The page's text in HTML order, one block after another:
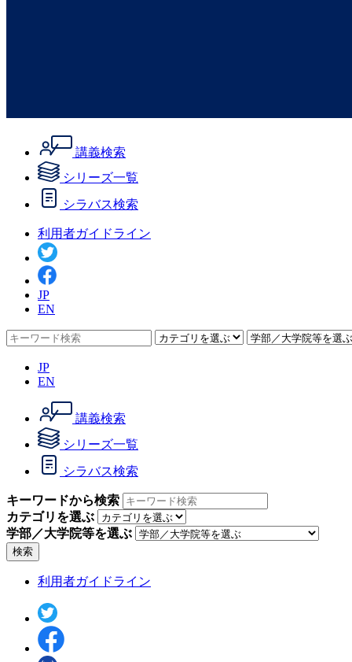
講義検索
シリーズ一覧
シラバス検索
利用者ガイドライン
JP
EN
JP
EN
講義検索
シリーズ一覧
シラバス検索
キーワードから検索
カテゴリを選ぶ
学部／大学院等を選ぶ
検索
利用者ガイドライン